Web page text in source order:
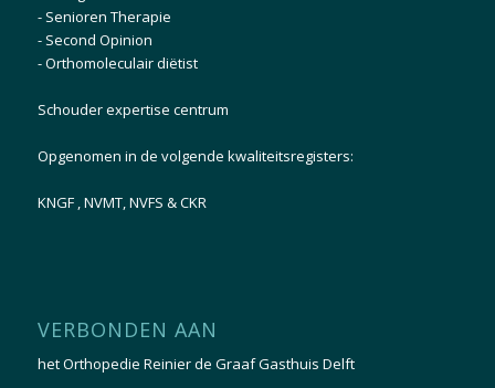
- Senioren Therapie
- Second Opinion
-Orthomoleculair diëtist
Schouder expertise centrum
Opgenomen in de volgende kwaliteitsregisters:
KNGF ,NVMT,NVFS & CKR
VERBONDEN AAN
hetOrthopedie Reinier de Graaf Gasthuis Delft